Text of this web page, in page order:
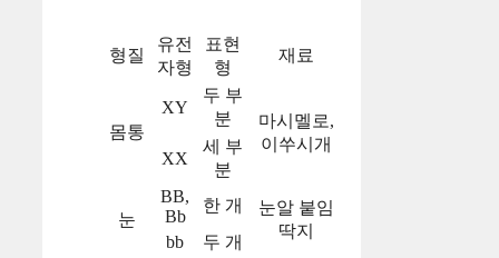
형질
유전
자형
표현
형
재료
몸통
XY
두 부
분
마시멜로,
이쑤시개
XX
세 부
분
눈
BB,
Bb
한 개
눈알 붙임
딱지
bb 두 개